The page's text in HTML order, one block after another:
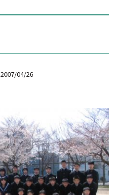
2007/04/26